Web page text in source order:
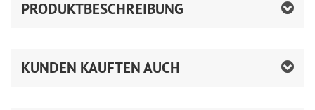
PRODUKTBESCHREIBUNG
KUNDEN KAUFTEN AUCH